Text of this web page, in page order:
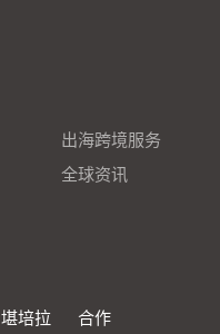
出海跨境服务
全球资讯
堪培拉 合作